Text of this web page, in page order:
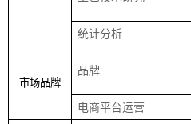
统计分析
市场品牌
品牌
电商平台运营